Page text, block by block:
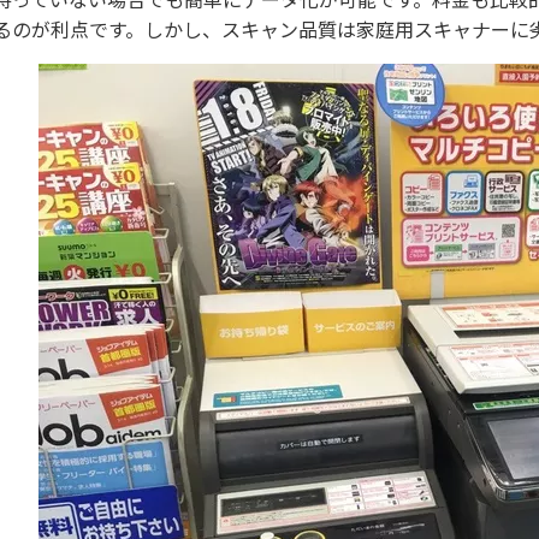
のが利点です。しかし、スキャン品質は家庭用スキャナーに